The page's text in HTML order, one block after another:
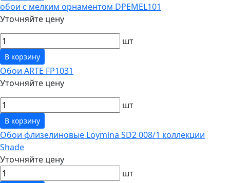
обои с мелким орнаментом DPEMEL101
Уточняйте цену
шт
В корзину
Обои ARTE FP1031
Уточняйте цену
шт
В корзину
Обои флизелиновые Loymina SD2 008/1 коллекции
Shade
Уточняйте цену
шт